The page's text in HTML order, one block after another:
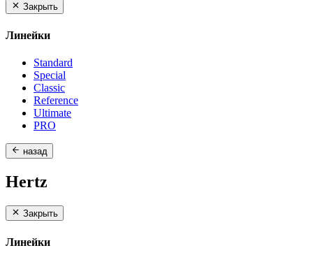
Закрыть
Линейки
Standard
Special
Classic
Reference
Ultimate
PRO
назад
Hertz
Закрыть
Линейки